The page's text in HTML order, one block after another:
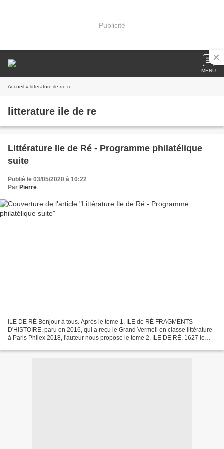
Publicité
MENU
Accueil » litterature ile de re
litterature ile de re
Littérature Ile de Ré - Programme philatélique
suite
Publié le 03/05/2020 à 10:22
Par Pierre
ILE DE RÉ Bonjour à tous. Après le tome 1, ILE de RÉ FRAGMENTS
D'HISTOIRE, paru en 2016, qui a reçu le Grand Vermeil en classe littérature
à Paris Philex 2018, l'auteur nous propose le tome 2, ILE DE RÉ, 1627 le